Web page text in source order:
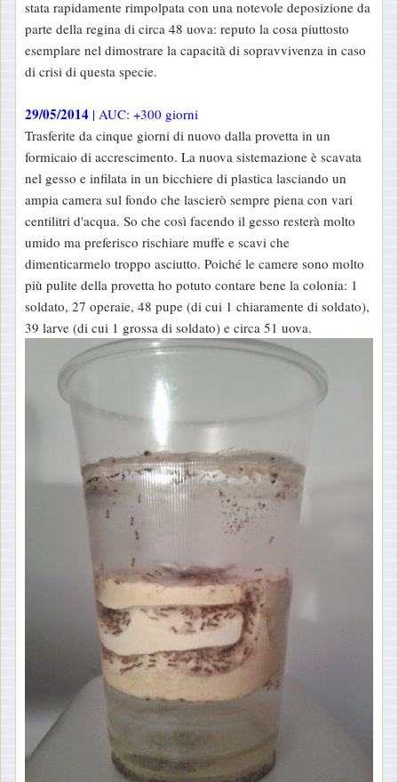
stata rapidamente rimpolpata con una notevole deposizione da
parte della regina di circa 48 uova: reputo la cosa piuttosto
esemplare nel dimostrare la capacità di sopravvivenza in caso
di crisi di questa specie.
29/05/2014 | AUC: +300 giorni
Trasferite da cinque giorni di nuovo dalla provetta in un
formicaio di accrescimento. La nuova sistemazione è scavata
nel gesso e infilata in un bicchiere di plastica lasciando un
ampia camera sul fondo che lascierò sempre piena con vari
centilitri d'acqua. So che così facendo il gesso resterà molto
umido ma preferisco rischiare muffe e scavi che
dimenticarmelo troppo asciutto. Poiché le camere sono molto
più pulite della provetta ho potuto contare bene la colonia: 1
soldato, 27 operaie, 48 pupe (di cui 1 chiaramente di soldato),
39 larve (di cui 1 grossa di soldato) e circa 51 uova.